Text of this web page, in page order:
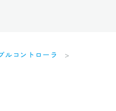
ルコントローラ